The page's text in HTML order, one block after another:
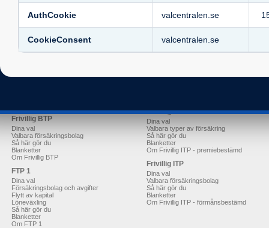
AuthCookie valcentralen.se
CookieConsent valcentralen.se
Dina val
Blanketter
Om BTP 1
Dina val
Frivillig BTP
Dina val
Valbara försäkringsbolag
Så här gör du
Blanketter
Om Frivillig BTP
FTP 1
Dina val
Försäkringsbolag och avgifter
Flytt av kapital
Löneväxling
Så här gör du
Blanketter
Om FTP 1
Dina val
Blanketter
Valbara försäkringsbolag
Frivillig ITP 1
Dina val
Valbara typer av försäkring
Så här gör du
Blanketter
Om Frivillig ITP - premiebestämd
Frivillig ITP
Dina val
Valbara försäkringsbolag
Så här gör du
Blanketter
Om Frivillig ITP - förmånsbestämd